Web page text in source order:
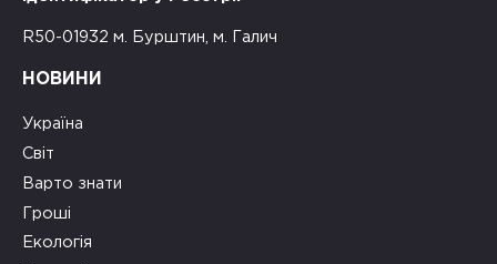
R50-01932 м. Бурштин, м. Галич
НОВИНИ
Україна
Світ
Варто знати
Гроші
Екологія